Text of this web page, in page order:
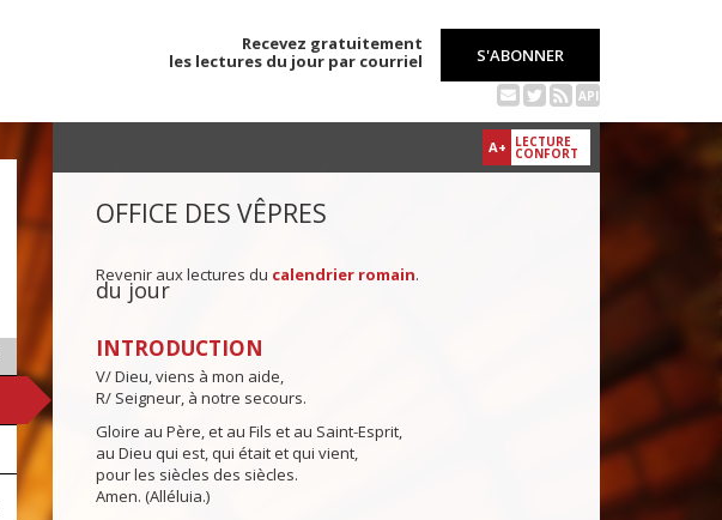
Recevez gratuitement
les lectures du jour par courriel
S'ABONNER
API
A+ LECTURE
CONFORT
OFFICE DES VÊPRES
Revenir aux lectures du calendrier romain.
du jour
INTRODUCTION
V/ Dieu, viens à mon aide,
R/ Seigneur, à notre secours.
Gloire au Père, et au Fils et au Saint-Esprit,
au Dieu qui est, qui était et qui vient,
pour les siècles des siècles.
Amen. (Alléluia.)